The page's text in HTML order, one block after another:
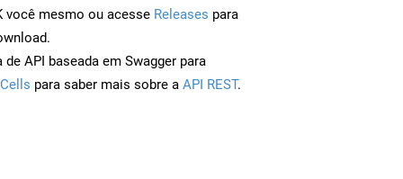
você mesmo ou acesse Releases para
API baseada em Swagger para
para saber mais sobre a API REST.